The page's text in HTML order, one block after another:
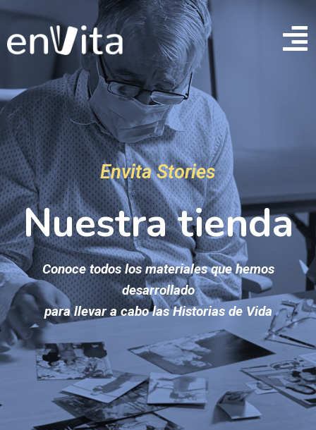
Envita Stories
Nuestra tienda
Conoce todos los materiales que hemos
desarrollado
para llevar a cabo las Historias de Vida